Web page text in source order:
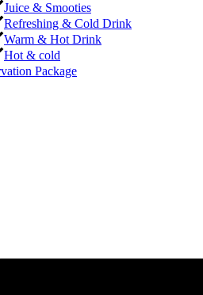
Juice & Smooties
Refreshing & Cold Drink
Warm & Hot Drink
Hot & cold
Package